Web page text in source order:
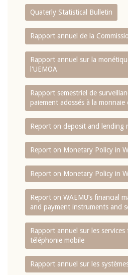
Quaterly Statistical Bulletin
Rapport annuel de la
Rapport annuel sur la
l'UEMOA
Rapport semestriel de
paiement adossés à la monnaie
Report on deposit and lending
Report on Monetary Policy in
Report on Monetary Policy in
Report on WAEMU’s financial
and payment instruments and
Rapport annuel sur les services
téléphonie mobile
Rapport annuel sur les